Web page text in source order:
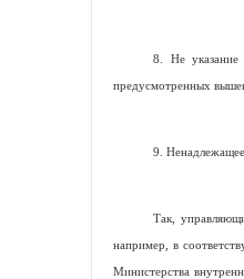
8. Не указание
предусмотренных
9.
Так,
например, в
Министерства